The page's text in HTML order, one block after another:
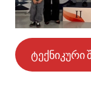
ტექნიკური